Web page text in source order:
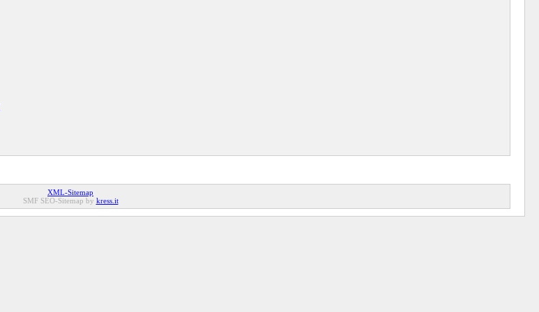
XML-Sitemap
SMF SEO-Sitemap by kress.it